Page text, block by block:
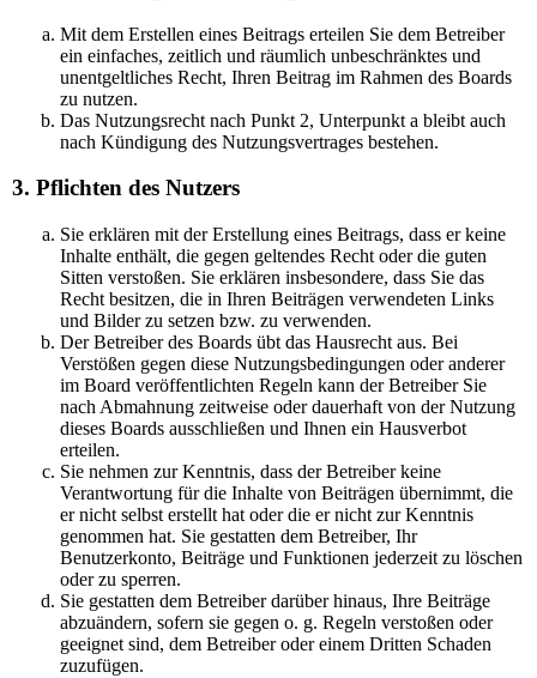
Mit dem Erstellen eines Beitrags erteilen Sie dem Betreiber
ein einfaches, zeitlich und räumlich unbeschränktes und
unentgeltliches Recht, Ihren Beitrag im Rahmen des Boards
zu nutzen.
Das Nutzungsrecht nach Punkt 2, Unterpunkt a bleibt auch
nach Kündigung des Nutzungsvertrages bestehen.
3. Pflichten des Nutzers
Sie erklären mit der Erstellung eines Beitrags, dass er keine
Inhalte enthält, die gegen geltendes Recht oder die guten
Sitten verstoßen. Sie erklären insbesondere, dass Sie das
Recht besitzen, die in Ihren Beiträgen verwendeten Links
und Bilder zu setzen bzw. zu verwenden.
Der Betreiber des Boards übt das Hausrecht aus. Bei
Verstößen gegen diese Nutzungsbedingungen oder anderer
im Board veröffentlichten Regeln kann der Betreiber Sie
nach Abmahnung zeitweise oder dauerhaft von der Nutzung
dieses Boards ausschließen und Ihnen ein Hausverbot
erteilen.
Sie nehmen zur Kenntnis, dass der Betreiber keine
Verantwortung für die Inhalte von Beiträgen übernimmt, die
er nicht selbst erstellt hat oder die er nicht zur Kenntnis
genommen hat. Sie gestatten dem Betreiber, Ihr
Benutzerkonto, Beiträge und Funktionen jederzeit zu löschen
oder zu sperren.
Sie gestatten dem Betreiber darüber hinaus, Ihre Beiträge
abzuändern, sofern sie gegen o. g. Regeln verstoßen oder
geeignet sind, dem Betreiber oder einem Dritten Schaden
zuzufügen.